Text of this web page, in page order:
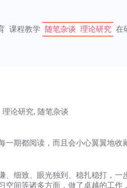
课程教学 随笔杂谈 理论研究 在
理论研究, 随笔杂谈
期都阅读，而且会小心翼翼地
细致、眼光独到、稳扎稳打，
间等诸多方面，做了卓越的工作